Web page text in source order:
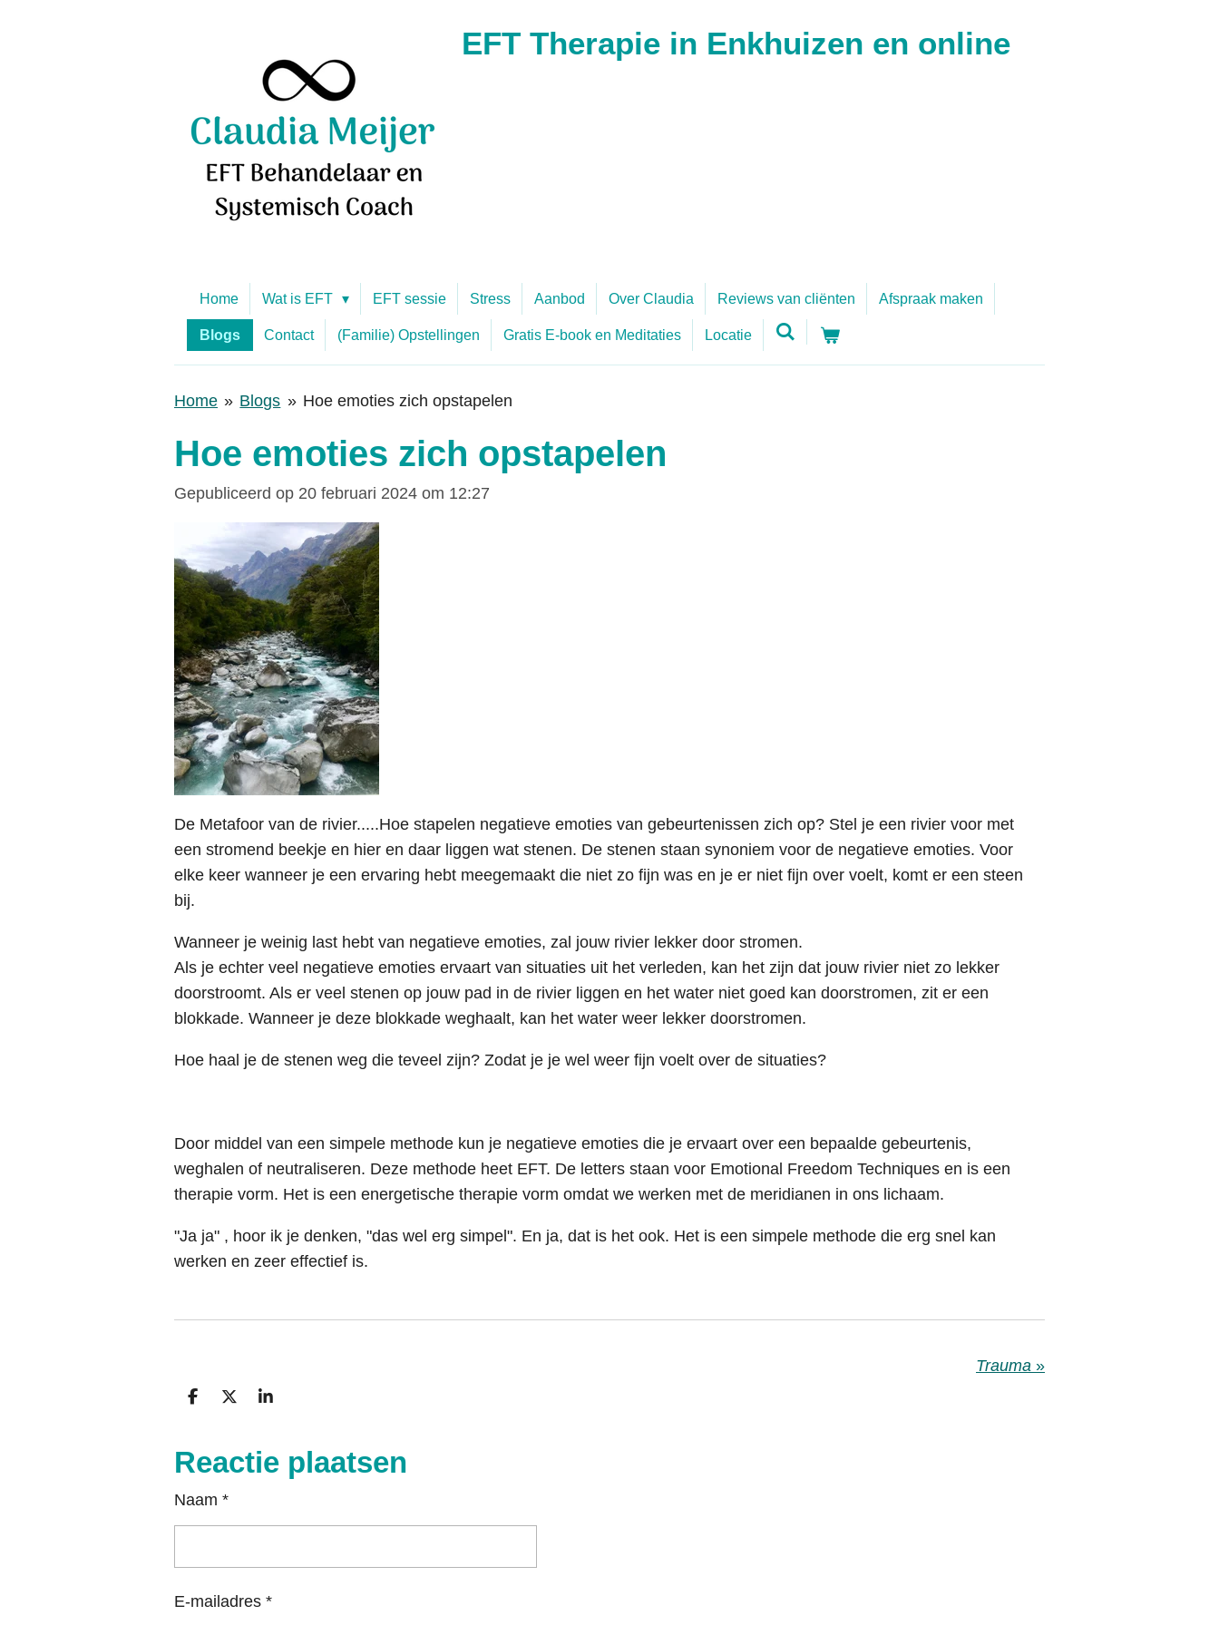
EFT Therapie in Enkhuizen en online
Home Wat is EFT EFT sessie Stress Aanbod Over Claudia Reviews van cliënten Afspraak maken
Blogs Contact (Familie) Opstellingen Gratis E-book en Meditaties Locatie
Home » Blogs » Hoe emoties zich opstapelen
Hoe emoties zich opstapelen
Gepubliceerd op 20 februari 2024 om 12:27
De Metafoor van de rivier.....Hoe stapelen negatieve emoties van gebeurtenissen zich op? Stel je een rivier voor met
een stromend beekje en hier en daar liggen wat stenen. De stenen staan synoniem voor de negatieve emoties. Voor
elke keer wanneer je een ervaring hebt meegemaakt die niet zo fijn was en je er niet fijn over voelt, komt er een steen
bij.
Wanneer je weinig last hebt van negatieve emoties, zal jouw rivier lekker door stromen.
Als je echter veel negatieve emoties ervaart van situaties uit het verleden, kan het zijn dat jouw rivier niet zo lekker
doorstroomt. Als er veel stenen op jouw pad in de rivier liggen en het water niet goed kan doorstromen, zit er een
blokkade. Wanneer je deze blokkade weghaalt, kan het water weer lekker doorstromen.
Hoe haal je de stenen weg die teveel zijn? Zodat je je wel weer fijn voelt over de situaties?
Door middel van een simpele methode kun je negatieve emoties die je ervaart over een bepaalde gebeurtenis,
weghalen of neutraliseren. Deze methode heet EFT. De letters staan voor Emotional Freedom Techniques en is een
therapie vorm. Het is een energetische therapie vorm omdat we werken met de meridianen in ons lichaam.
"Ja ja" , hoor ik je denken, "das wel erg simpel". En ja, dat is het ook. Het is een simpele methode die erg snel kan
werken en zeer effectief is.
Trauma »
D
e
n
D
S
e
Reactie plaatsen
Naam *
E-mailadres *